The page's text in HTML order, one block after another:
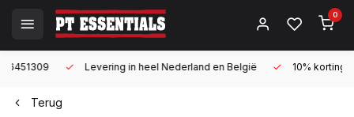
0
Levering in heel Nederland en België 10% korting met een
Terug